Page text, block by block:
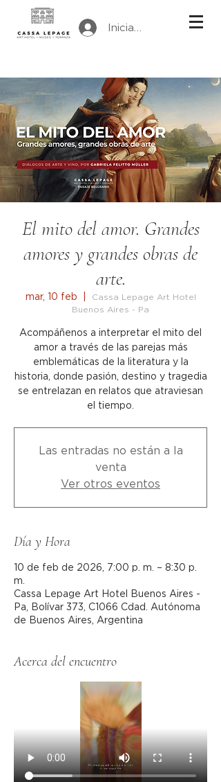
Iniciar sesión
El mito del amor. Grandes
amores y grandes obras de
arte.
mar, 10 feb
Cassa Lepage Art Hotel
Buenos Aires - Pa
Acompáñenos a interpretar el mito del
amor a través de las parejas más
emblemáticas de la literatura y la
historia, donde pasión, destino y tragedia
se entrelazan en relatos que atraviesan
el tiempo.
Las entradas no están a la
venta
Ver otros eventos
Día y Hora
10 de feb de 2026, 7:00 p. m. – 8:30 p.
m.
Cassa Lepage Art Hotel Buenos Aires -
Pa, Bolívar 373, C1066 Cdad. Autónoma
de Buenos Aires, Argentina
Acerca del encuentro